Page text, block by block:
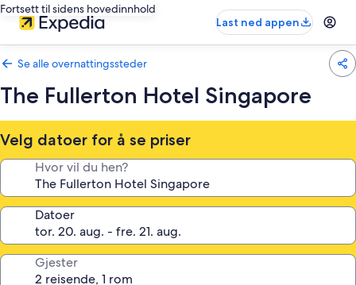
Fortsett til sidens hovedinnhold
Last ned appen
Se alle overnattingssteder
The Fullerton Hotel Singapore
Velg datoer for å se priser
Hvor vil du hen?
Datoer
Gjester